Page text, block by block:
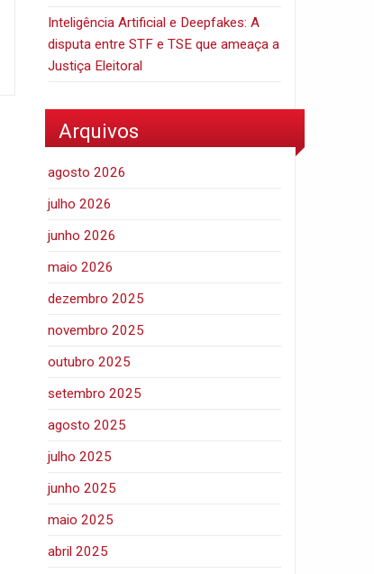
Inteligência Artificial e Deepfakes: A
disputa entre STF e TSE que ameaça a
Justiça Eleitoral
Arquivos
agosto 2026
julho 2026
junho 2026
maio 2026
dezembro 2025
novembro 2025
outubro 2025
setembro 2025
agosto 2025
julho 2025
junho 2025
maio 2025
abril 2025